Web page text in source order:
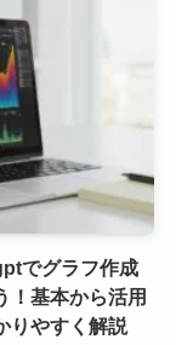
でグラフ作成
！基本から活用
りやすく解説